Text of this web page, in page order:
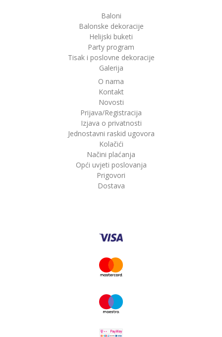
Baloni
Balonske dekoracije
Helijski buketi
Party program
Tisak i poslovne dekoracije
Galerija
O nama
Kontakt
Novosti
Prijava/Registracija
Izjava o privatnosti
Jednostavni raskid ugovora
Kolačići
Načini plaćanja
Opći uvjeti poslovanja
Prigovori
Dostava